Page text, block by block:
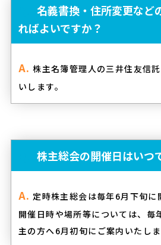
名義書換・住所変更など
ればよいですか？
株主名簿管理人の三井住友信
いします。
株主総会の開催日はいつ
定時株主総会は毎年6月下旬に
開催日時や場所等については、毎
主の方へ6月初旬にご案内いたしま